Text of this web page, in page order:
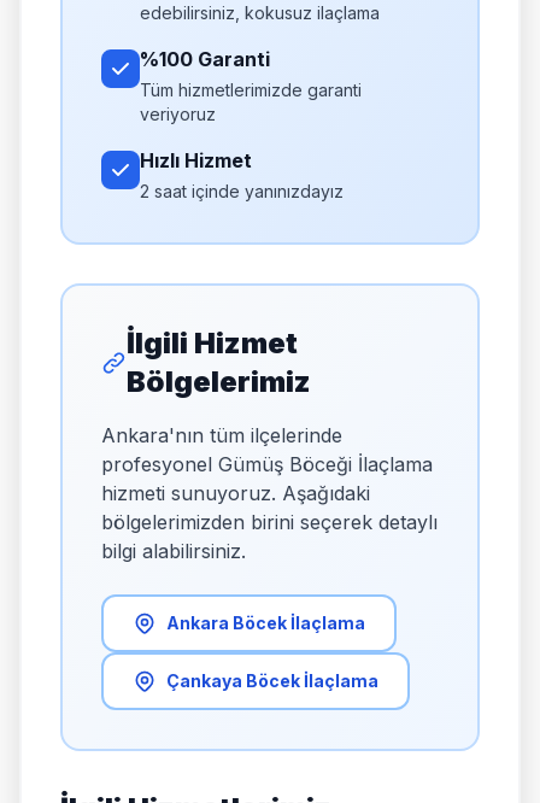
edebilirsiniz, kokusuz ilaçlama
%100 Garanti
Tüm hizmetlerimizde garanti
veriyoruz
Hızlı Hizmet
2 saat içinde yanınızdayız
İlgili Hizmet
Bölgelerimiz
Ankara'nın tüm ilçelerinde
profesyonel Gümüş Böceği İlaçlama
hizmeti sunuyoruz. Aşağıdaki
bölgelerimizden birini seçerek detaylı
bilgi alabilirsiniz.
Ankara Böcek İlaçlama
Çankaya Böcek İlaçlama